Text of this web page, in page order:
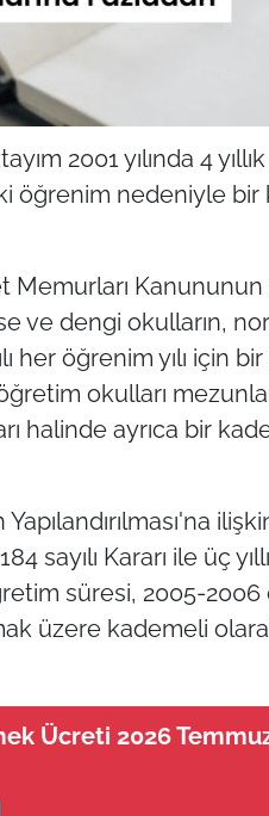
2001 yılında 4
öğrenim nedeniyle bir
Memurları Kanununun
ve dengi okulların,
her öğrenim yılı için
okulları
halinde ayrıca bir
sayılı Kararı ile üç
süresi, 2005-2006
üzere kademeli
Ücreti 2026